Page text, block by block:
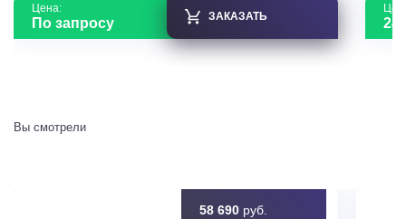
Цена:
По запросу ЗАКАЗАТЬ 24
Вы смотрели
58 690 руб.